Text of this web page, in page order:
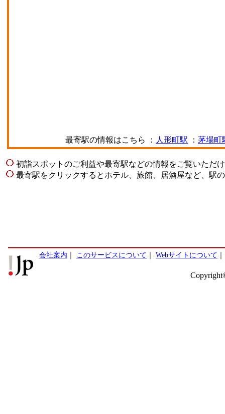
最寄駅の情報はこちら ： 人形町駅 ： 茅場町
初詣スポットのご利益や最寄駅などの情報をご覧いただ
最寄駅をクリックするとホテル、旅館、居酒屋など、駅
会社案内 このサービスについて Webサイトについて